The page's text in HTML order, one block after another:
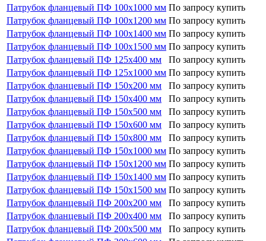
Патрубок фланцевый ПФ 100х1000 мм По запросу купить
Патрубок фланцевый ПФ 100х1200 мм По запросу купить
Патрубок фланцевый ПФ 100х1400 мм По запросу купить
Патрубок фланцевый ПФ 100х1500 мм По запросу купить
Патрубок фланцевый ПФ 125х400 мм
По запросу купить
Патрубок фланцевый ПФ 125х1000 мм По запросу купить
Патрубок фланцевый ПФ 150х200 мм
По запросу купить
Патрубок фланцевый ПФ 150х400 мм
По запросу купить
Патрубок фланцевый ПФ 150х500 мм
По запросу купить
Патрубок фланцевый ПФ 150х600 мм
По запросу купить
Патрубок фланцевый ПФ 150х800 мм
По запросу купить
Патрубок фланцевый ПФ 150х1000 мм По запросу купить
Патрубок фланцевый ПФ 150х1200 мм По запросу купить
Патрубок фланцевый ПФ 150х1400 мм По запросу купить
Патрубок фланцевый ПФ 150х1500 мм По запросу купить
Патрубок фланцевый ПФ 200х200 мм
По запросу купить
Патрубок фланцевый ПФ 200х400 мм
По запросу купить
Патрубок фланцевый ПФ 200х500 мм
По запросу купить